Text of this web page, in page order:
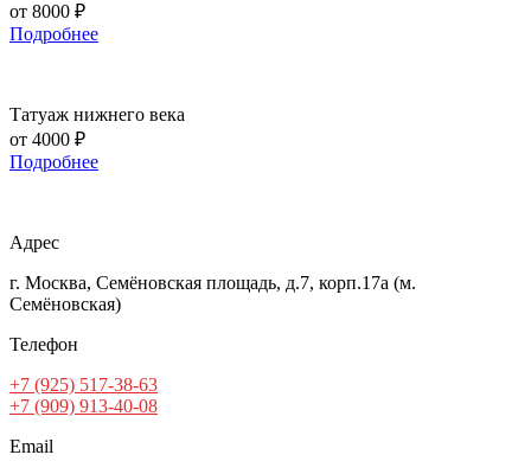
от 8000 ₽
Подробнее
Татуаж нижнего века
от 4000 ₽
Подробнее
Адрес
г. Москва, Семёновская площадь, д.7, корп.17а (м.
Семёновская)
Телефон
+7 (925) 517-38-63
+7 (909) 913-40-08
Email